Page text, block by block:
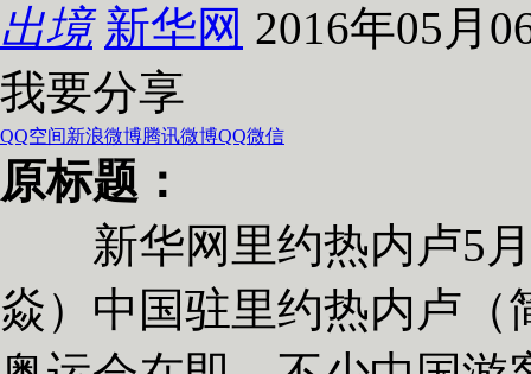
出境 新华网 2016年05月
我要分享
QQ空间新浪微博腾讯微博QQ微信
原标题：
新华网里约热内卢5月
焱）中国驻里约热内卢（